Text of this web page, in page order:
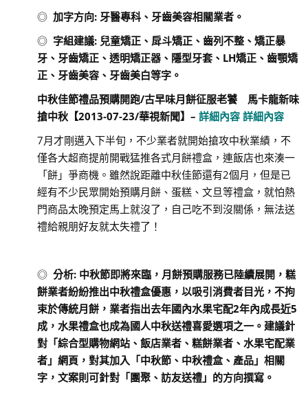
◎ 加字方向: 牙醫專科、牙齒美容相關業者。
◎ 字組建議: 兒童矯正、戽斗矯正、齒列不整、矯正暴
牙、牙齒矯正、透明矯正器、隱型牙套、 LH矯正、齒顎矯
正、牙齒美容、牙齒美白等字。
中秋佳節禮品預購開跑/古早味月餅征服老饕 馬卡龍新味
搶中秋 【2013-07-23/華視新聞】 – 詳細內容 詳細內容
7月才剛邁入下半旬，不少業者就開始搶攻中秋業績，不
僅各大超商提前開戰猛推各式月餅禮盒，連飯店也來湊一
「餅」爭商機。雖然說距離中秋佳節還有2個月，但是已
經有不少民眾開始預購月餅、蛋糕、文旦等禮盒，就怕熱
門商品太晚預定馬上就沒了，自己吃不到沒關係，無法送
禮給親朋好友就太失禮了！
◎ 分析: 中秋節即將來臨，月餅預購服務已陸續展開，糕
餅業者紛紛推出中秋禮盒優惠，以吸引消費者目光，不拘
束於傳統月餅，業者指出去年國內水果宅配2年內成長近5
成，水果禮盒也成為國人中秋送禮喜愛選項之一。建議針
對「綜合型購物網站、飯店業者、糕餅業者、水果宅配業
者」網頁，對其加入「中秋節、中秋禮盒、產品」相關
字，文案則可針對「團聚、訪友送禮」的方向撰寫。